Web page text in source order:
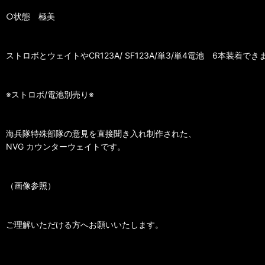
○状態 極美
ストロボとウェイトやCR123A/ SF123A/単3/単4電池 6本装着でき
※ストロボ/電池別売り※
海兵隊特殊部隊の意見を直接聞き入れ制作された、
NVG カウンターウェイトです。
（画像参照）
ご理解いただける方へお願いいたします。